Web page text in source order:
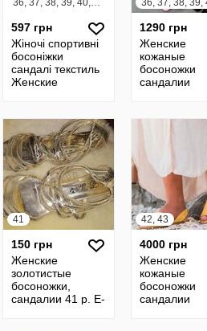
36, 37, 38, 39, 40, 41
597 грн
Жіночі спортивні
босоніжки
сандалі текстиль
Женские
сандалии
текстиль
1290 грн
Женские
кожаные
босоножки
сандалии
41
150 грн
Женские
золотистые
босоножки,
сандалии 41 р. E-
42, 43
4000 грн
Женские
кожаные
босоножки
сандалии